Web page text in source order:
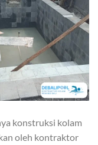
konstruksi kolam
oleh kontraktor